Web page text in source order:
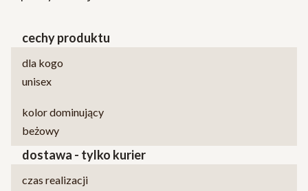
cechy produktu
dla kogo
unisex
kolor dominujący
beżowy
dostawa - tylko kurier
czas realizacji